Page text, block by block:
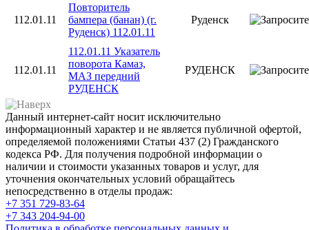
112.01.11
Повторитель
бампера (банан) (г.
Руденск) 112.01.11
Руденск
112.01.11
112.01.11 Указатель
поворота Камаз,
МАЗ передний
РУДЕНСК
РУДЕНСК
Данный интернет-сайт носит исключительно
информационный характер и не является публичной офертой,
определяемой положениями Статьи 437 (2) Гражданского
кодекса РФ. Для получения подробной информации о
наличии и стоимости указанных товаров и услуг, для
уточнения окончательных условий обращайтесь
непосредственно в отделы продаж:
+7 351 729-83-64
+7 343 204-94-00